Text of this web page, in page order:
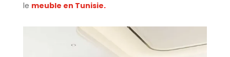
le meuble en Tunisie.